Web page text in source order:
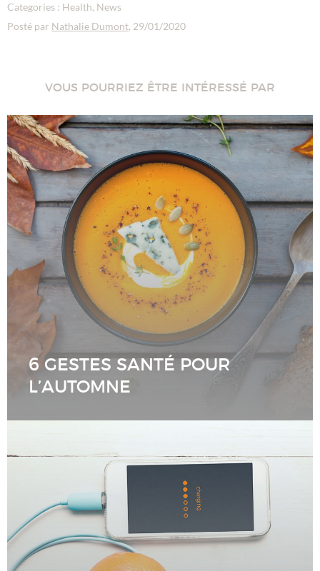
Categories : Health News
Posté par Nathalie Dumont, 29/01/2020
VOUS POURRIEZ ÊTRE INTÉRESSÉ PAR
6 GESTES SANTÉ POUR
L’AUTOMNE